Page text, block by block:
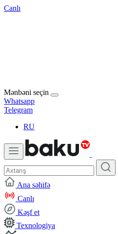
Canlı
Mənbəni seçin
Whatsapp
Telegram
RU
Ana səhifə
Canlı
Kəşf et
Texnologiya